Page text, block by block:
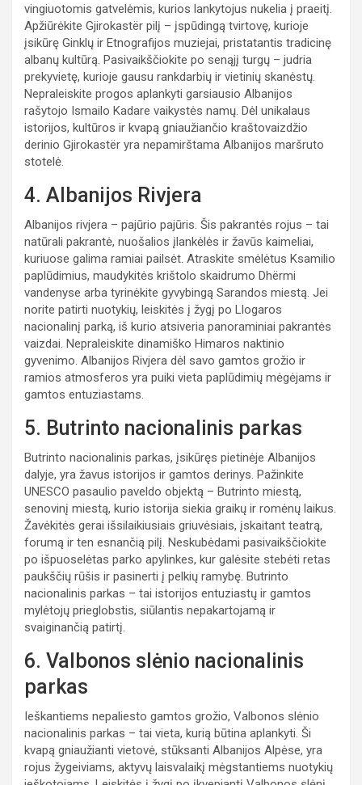
vingiuotomis gatvelėmis, kurios lankytojus nukelia į praeitį.
Apžiūrėkite Gjirokastër pilį – įspūdingą tvirtovę, kurioje
įsikūrę Ginklų ir Etnografijos muziejai, pristatantis tradicinę
albanų kultūrą. Pasivaikščiokite po senąjį turgų – judria
prekyvietę, kurioje gausu rankdarbių ir vietinių skanėstų.
Nepraleiskite progos aplankyti garsiausio Albanijos
rašytojo Ismailo Kadare vaikystės namų. Dėl unikalaus
istorijos, kultūros ir kvapą gniaužiančio kraštovaizdžio
derinio Gjirokastër yra nepamirštama Albanijos maršruto
stotelė.
4. Albanijos Rivjera
Albanijos rivjera – pajūrio pajūris. Šis pakrantės rojus – tai
natūrali pakrantė, nuošalios įlankėlės ir žavūs kaimeliai,
kuriuose galima ramiai pailsėt. Atraskite smėlėtus Ksamilio
paplūdimius, maudykitės krištolo skaidrumo Dhërmi
vandenyse arba tyrinėkite gyvybingą Sarandos miestą. Jei
norite patirti nuotykių, leiskitės į žygį po Llogaros
nacionalinį parką, iš kurio atsiveria panoraminiai pakrantės
vaizdai. Nepraleiskite dinamiško Himaros naktinio
gyvenimo. Albanijos Rivjera dėl savo gamtos grožio ir
ramios atmosferos yra puiki vieta paplūdimių mėgėjams ir
gamtos entuziastams.
5. Butrinto nacionalinis parkas
Butrinto nacionalinis parkas, įsikūręs pietinėje Albanijos
dalyje, yra žavus istorijos ir gamtos derinys. Pažinkite
UNESCO pasaulio paveldo objektą – Butrinto miestą,
senovinį miestą, kurio istorija siekia graikų ir romėnų laikus.
Žavėkitės gerai išsilaikiusiais griuvėsiais, įskaitant teatrą,
forumą ir ten esnančią pilį. Neskubėdami pasivaikščiokite
po išpuoselėtas parko apylinkes, kur galėsite stebėti retas
paukščių rūšis ir pasinerti į pelkių ramybę. Butrinto
nacionalinis parkas – tai istorijos entuziastų ir gamtos
mylėtojų prieglobstis, siūlantis nepakartojamą ir
svaiginančią patirtį.
6. Valbonos slėnio nacionalinis
parkas
Ieškantiems nepaliesto gamtos grožio, Valbonos slėnio
nacionalinis parkas – tai vieta, kurią būtina aplankyti. Ši
kvapą gniaužianti vietovė, stūksanti Albanijos Alpėse, yra
rojus žygeiviams, aktyvų laisvalaikį mėgstantiems nuotykių